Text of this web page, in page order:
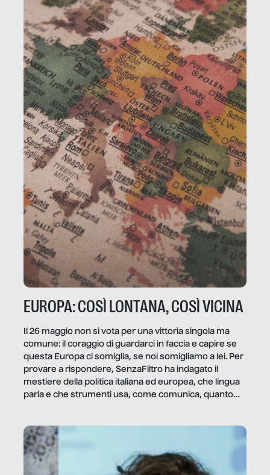
EUROPA: COSÌ LONTANA, COSÌ VICINA
Il 26 maggio non si vota per una vittoria singola ma
comune: il coraggio di guardarci in faccia e capire se
questa Europa ci somiglia, se noi somigliamo a lei. Per
provare a rispondere, SenzaFiltro ha indagato il
mestiere della politica italiana ed europea, che lingua
parla e che strumenti usa, come comunica, quanto